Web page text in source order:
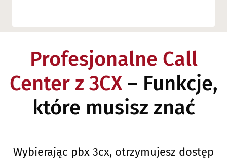
Profesjonalne Call
Center z 3CX– Funkcje,
które musisz znać
Wybierając pbx 3cx, otrzymujesz dostęp